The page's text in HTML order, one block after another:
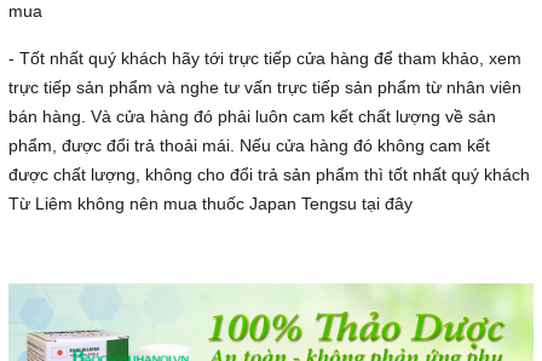
mua
- Tốt nhất quý khách hãy tới trực tiếp cửa hàng để tham khảo, xem
trực tiếp sản phẩm và nghe tư vấn trực tiếp sản phẩm từ nhân viên
bán hàng. Và cửa hàng đó phải luôn cam kết chất lượng về sản
phẩm, được đổi trả thoải mái. Nếu cửa hàng đó không cam kết
được chất lượng, không cho đổi trả sản phẩm thì tốt nhất quý khách
Từ Liêm không nên mua thuốc Japan Tengsu tại đây